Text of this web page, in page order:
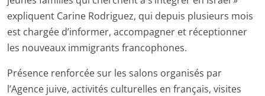
expliquent Carine Rodriguez, qui depuis plusieurs mois
est chargée d’informer, accompagner et réceptionner
les nouveaux immigrants francophones.
Présence renforcée sur les salons organisés par
l’Agence juive, activités culturelles en français, visites